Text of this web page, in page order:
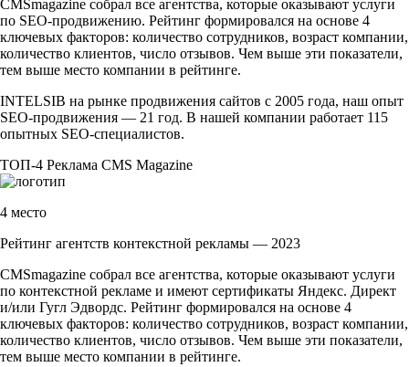
CMSmagazine собрал все агентства, которые оказывают услуги
по SEO-продвижению. Рейтинг формировался на основе 4
ключевых факторов: количество сотрудников, возраст компании,
количество клиентов, число отзывов. Чем выше эти показатели,
тем выше место компании в рейтинге.
INTELSIB на рынке продвижения сайтов с 2005 года, наш опыт
SEO-продвижения — 21 год. В нашей компании работает 115
опытных SEO-специалистов.
ТОП-4 Реклама CMS Magazine
4 место
Рейтинг агентств контекстной рекламы — 2023
CMSmagazine собрал все агентства, которые оказывают услуги
по контекстной рекламе и имеют сертификаты Яндекс. Директ
и/или Гугл Эдвордс. Рейтинг формировался на основе 4
ключевых факторов: количество сотрудников, возраст компании,
количество клиентов, число отзывов. Чем выше эти показатели,
тем выше место компании в рейтинге.